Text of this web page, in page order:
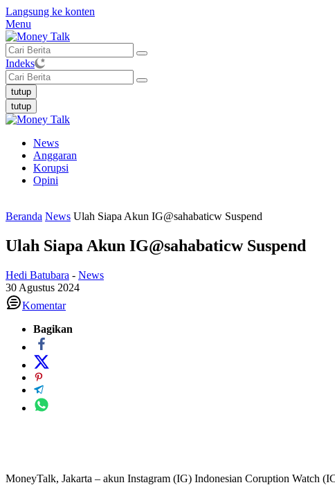
Langsung ke konten
Menu
Indeks
tutup
tutup
News
Anggaran
Korupsi
Opini
Beranda News Ulah Siapa Akun IG@sahabaticw Suspend
Ulah Siapa Akun IG@sahabaticw Suspend
Hedi Batubara - News
30 Agustus 2024
Komentar
Bagikan
MoneyTalk, Jakarta – akun Instagram (IG) Indonesian Coruption Watch